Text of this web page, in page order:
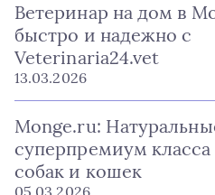
Ветеринар на дом в
быстро и надежно с
Veterinaria24.vet
13.03.2026
Monge.ru:
суперпремиум класса
собак и кошек
05.03.2026